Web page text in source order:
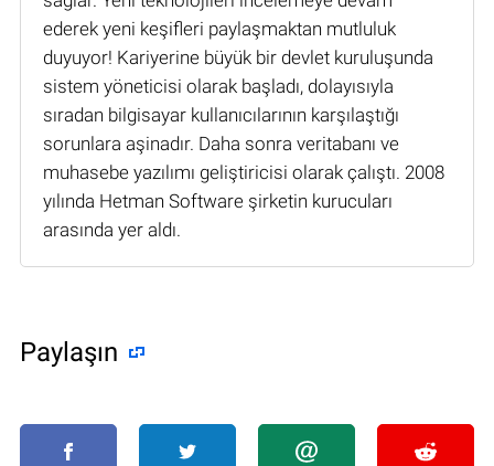
ederek yeni keşifleri paylaşmaktan mutluluk
duyuyor! Kariyerine büyük bir devlet kuruluşunda
sistem yöneticisi olarak başladı, dolayısıyla
sıradan bilgisayar kullanıcılarının karşılaştığı
sorunlara aşinadır. Daha sonra veritabanı ve
muhasebe yazılımı geliştiricisi olarak çalıştı. 2008
yılında Hetman Software şirketin kurucuları
arasında yer aldı.
Paylaşın